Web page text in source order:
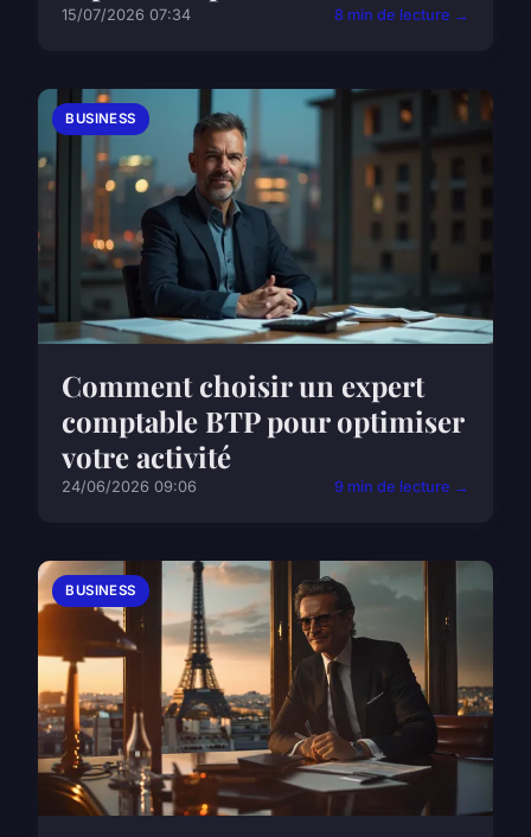
15/07/2026 07:34 8 min de lecture →
BUSINESS
Comment choisir un expert
comptable BTP pour optimiser
votre activité
24/06/2026 09:06 9 min de lecture →
BUSINESS